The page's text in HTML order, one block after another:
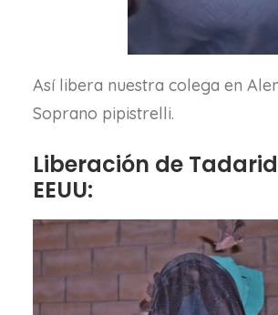
Así libera nuestra colega en
Soprano pipistrelli.
Liberación de
EEUU: